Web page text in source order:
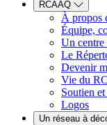
RCAAQ
À propos
Équipe,
Un centre
Le
Devenir
Vie du
Soutien
Logos
Un réseau à